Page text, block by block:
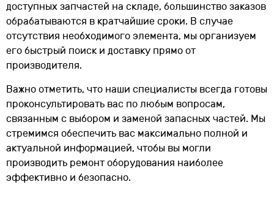
доступных запчастей на складе, большинство заказов
обрабатываются в кратчайшие сроки. В случае
отсутствия необходимого элемента, мы организуем
его быстрый поиск и доставку прямо от
производителя.
Важно отметить, что наши специалисты всегда готовы
проконсультировать вас по любым вопросам,
связанным с выбором и заменой запасных частей. Мы
стремимся обеспечить вас максимально полной и
актуальной информацией, чтобы вы могли
производить ремонт оборудования наиболее
эффективно и безопасно.